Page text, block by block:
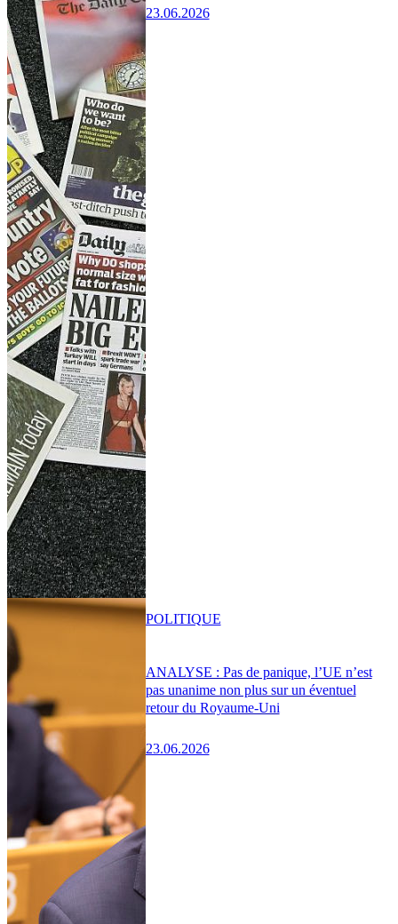
23.06.2026
ANALYSE : Pas de panique, l’UE n’est
pas unanime non plus sur un éventuel
retour du Royaume-Uni
23.06.2026
POLITIQUE